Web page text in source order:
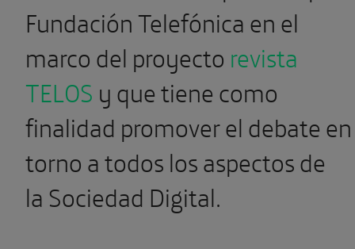
Fundación Telefónica en el
marco del proyecto revista
TELOS y que tiene como
finalidad promover el debate en
torno a todos los aspectos de
la Sociedad Digital.